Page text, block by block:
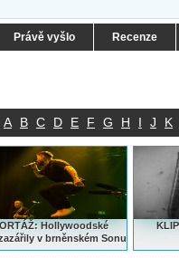
Právě vyšlo Recenze
A B C D E F G H I J K
Hollywoodské
v brněnském Sonu